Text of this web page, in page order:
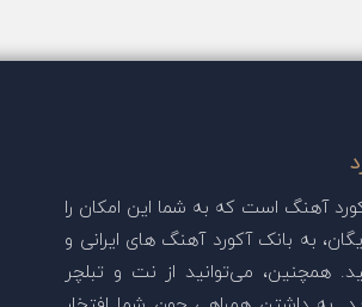
آهنگ است که به شما این امکان را
به بانک آکورد آهنگ های ایرانی و
همچنین، می‌توانید از نت و تبلچر